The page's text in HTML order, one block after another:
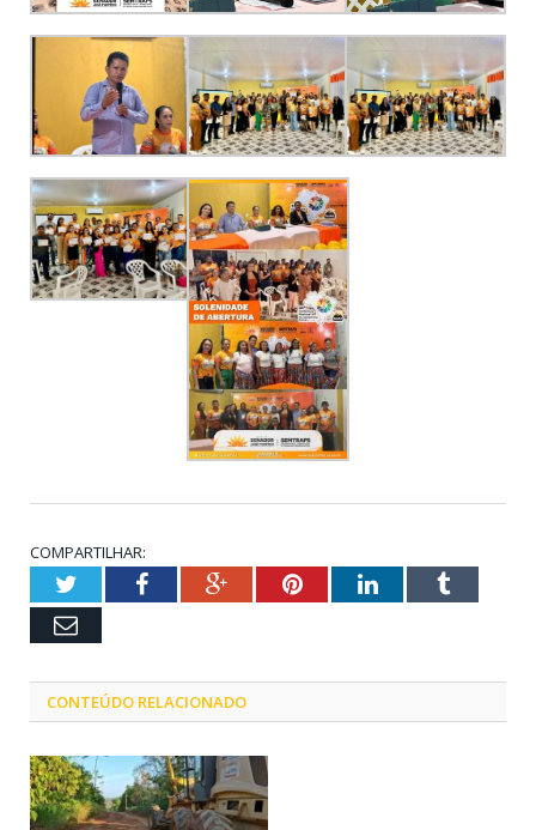
COMPARTILHAR:
TwitterFacebookGoogle+PinterestLinkedInTumblr
Email
CONTEÚDO RELACIONADO